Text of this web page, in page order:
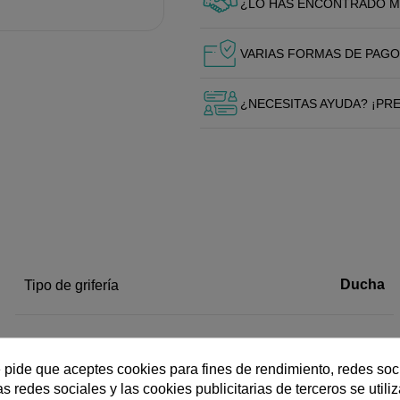
¿LO HAS ENCONTRADO
VARIAS FORMAS DE PAGO
¿NECESITAS AYUDA?
Tipo de grifería Ducha
de chorro diferentes (masaje incluido) para una
pide que aceptes cookies para fines de rendimiento, redes
redes sociales y las cookies publicitarias de terceros se